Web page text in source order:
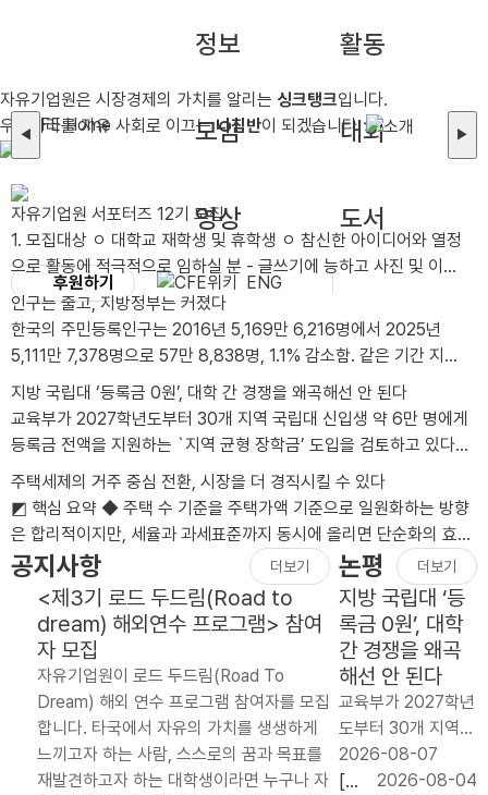
정보 활동
모임 대회
영상 도서
후원하기 ENG
자유기업원은 시장경제의 가치를 알리는 싱크탱크입니다.
우리나라를 자유 사회로 이끄는나침반이 되겠습니다.
◀ ▶
자유기업원 서포터즈 12기 모집
1. 모집대상 ㅇ 대학교 재학생 및 휴학생 ㅇ 참신한 아이디어와 열정
으로 활동에 적극적으로 임하실 분 - 글쓰기에 능하고 사진 및 이미
지 편집이 가능한 자 - 타 서포터즈 활동 유경험자 및 SNS 활용 가
능자, 그래픽툴 활용 가능자는 가산점 부여 ㅇ 2026년 12월까지 성
실한 활동이 가능한 분 - 월 2회 이상 콘텐츠(카드뉴스, 블로그, 동영
상 등) 제작이 가능한 분 - 발대식 및 수료식(비대면)에 참석 가능한
분 *발대식 일시/장소: 2026년 8월 28일 금요일 오후 1시 / 선유
도역 8번 출구 인근 어반322 5층 푸른홀 *불참시 서포터즈 자격이
박탈됩니다. 2. 모집인원 ㅇ 총 00명 3. 활동기간 ..
인구는 줄고, 지방정부는 커졌다
한국의 주민등록인구는 2016년 5,169만 6,216명에서 2025년
5,111만 7,378명으로 57만 8,838명, 1.1% 감소함. 같은 기간 지방
공무원 정원은 30만 7,566명에서 38만 4,155..
지방 국립대 ‘등록금 0원’, 대학 간 경쟁을 왜곡해선 안 된다
교육부가 2027학년도부터 30개 지역 국립대 신입생 약 6만 명에게
등록금 전액을 지원하는 `지역 균형 장학금’ 도입을 검토하고 있다.
연간 지원 규모는 약 2천억 원이..
주택세제의 거주 중심 전환, 시장을 더 경직시킬 수 있다
◩ 핵심 요약 ◆ 주택 수 기준을 주택가액 기준으로 일원화하는 방향
은 합리적이지만, 세율과 과세표준까지 동시에 올리면 단순화의 효과
가 상쇄될 수 있음.◆ 장기..
공지사항 더보기
<제3기 로드 두드림(Road to
dream) 해외연수 프로그램> 참여
자 모집
자유기업원이 로드 두드림(Road To
Dream) 해외 연수 프로그램 참여자를 모집
합니다. 타국에서 자유의 가치를 생생하게
느끼고자 하는 사람, 스스로의 꿈과 목표를
재발견하고자 하는 대학생이라면 누구나 자
논평 더보기
지방 국립대 ‘등
록금 0원’, 대학
간 경쟁을 왜곡
해선 안 된다
교육부가 2027학년
도부터 30개 지역
국립대 신입생 약 6
만 명에게 등록금 전
2026-08-07
[논
2026-08-04